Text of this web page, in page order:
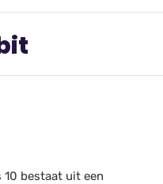
bestaat uit een